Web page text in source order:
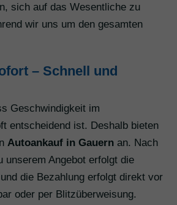
sich auf das Wesentliche zu
wir uns um den gesamten
– Schnell und
Geschwindigkeit im
entscheidend ist. Deshalb bieten
Autoankauf in Gauern an. Nach
unserem Angebot erfolgt die
die Bezahlung erfolgt direkt vor
oder per Blitzüberweisung.